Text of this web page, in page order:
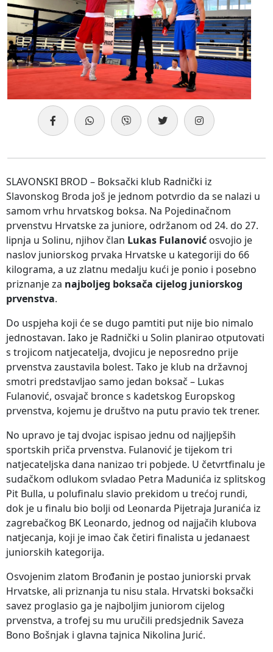
SLAVONSKI BROD – Boksački klub Radnički iz
Slavonskog Broda još je jednom potvrdio da se nalazi u
samom vrhu hrvatskog boksa. Na Pojedinačnom
prvenstvu Hrvatske za juniore, održanom od 24. do 27.
lipnja u Solinu, njihov član Lukas Fulanović osvojio je
naslov juniorskog prvaka Hrvatske u kategoriji do 66
kilograma, a uz zlatnu medalju kući je ponio i posebno
priznanje za najboljeg boksača cijelog juniorskog
prvenstva.
Do uspjeha koji će se dugo pamtiti put nije bio nimalo
jednostavan. Iako je Radnički u Solin planirao otputovati
s trojicom natjecatelja, dvojicu je neposredno prije
prvenstva zaustavila bolest. Tako je klub na državnoj
smotri predstavljao samo jedan boksač – Lukas
Fulanović, osvajač bronce s kadetskog Europskog
prvenstva, kojemu je društvo na putu pravio tek trener.
No upravo je taj dvojac ispisao jednu od najljepših
sportskih priča prvenstva. Fulanović je tijekom tri
natjecateljska dana nanizao tri pobjede. U četvrtfinalu je
sudačkom odlukom svladao Petra Madunića iz splitskog
Pit Bulla, u polufinalu slavio prekidom u trećoj rundi,
dok je u finalu bio bolji od Leonarda Pijetraja Juranića iz
zagrebačkog BK Leonardo, jednog od najjačih klubova
natjecanja, koji je imao čak četiri finalista u jedanaest
juniorskih kategorija.
Osvojenim zlatom Brođanin je postao juniorski prvak
Hrvatske, ali priznanja tu nisu stala. Hrvatski boksački
savez proglasio ga je najboljim juniorom cijelog
prvenstva, a trofej su mu uručili predsjednik Saveza
Bono Bošnjak i glavna tajnica Nikolina Jurić.